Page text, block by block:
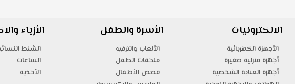
الالكترونيات
الأجهزة الكهربائية
أجهزة منزلية صغيرة
أجهزة العناية الشخصية
الأسرة والطفل
الألعاب والترفيه
ملحقات الطفل
قصص الأطفال
الأزياء
الشنط
الساعات
الأحذية